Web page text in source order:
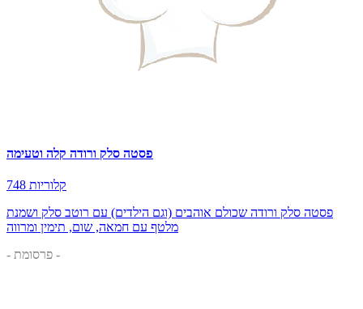
פסטה סלק ורודה קלה וטעימה
748 קלוריות
פסטה סלק ורודה שכולם אוהבים (וגם הילדים) עם רוטב סלק ושמנת
מלטף עם חמאה, שום, תימין ומרווה
- פרסומת -